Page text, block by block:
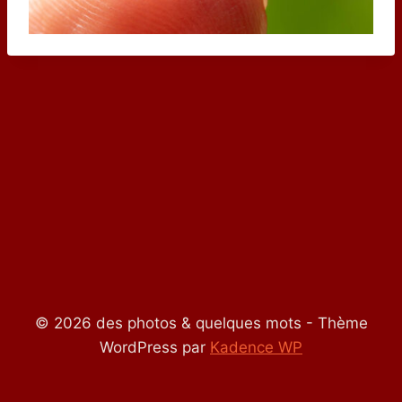
© 2026 des photos & quelques mots - Thème
WordPress par Kadence WP